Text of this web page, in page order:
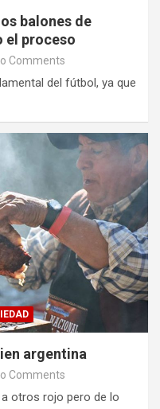
balones de
el proceso
Comments
del fútbol, ya que
argentina
Comments
otros rojo pero de lo